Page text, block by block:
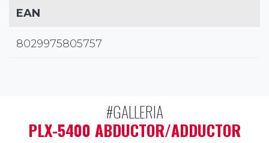
EAN
8029975805757
#GALLERIA
PLX-5400 ABDUCTOR/ADDUCTOR